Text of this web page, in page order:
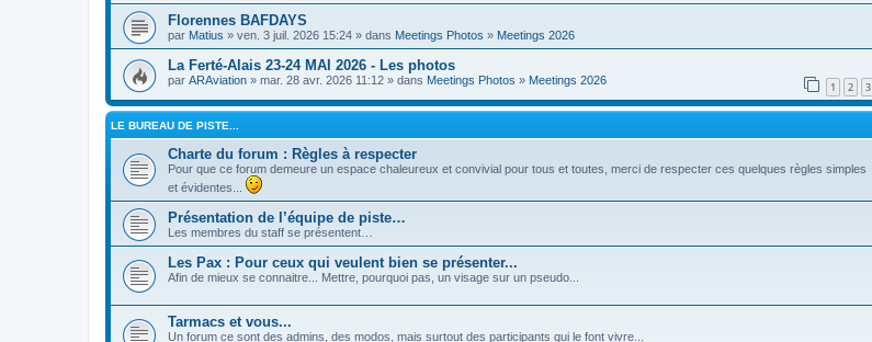
Florennes BAFDAYS
par Matius » ven. 3 juil. 2026 15:24 » dans Meetings Photos » Meetings 2026
La Ferté-Alais 23-24 MAI 2026 - Les photos
1 2 3
par ARAviation » mar. 28 avr. 2026 11:12 » dans Meetings Photos » Meetings 2026
LE BUREAU DE PISTE...
Charte du forum : Règles à respecter
Pour que ce forum demeure un espace chaleureux et convivial pour tous et toutes, merci de respecter ces quelques règles simples
et évidentes...
Présentation de l’équipe de piste…
Les membres du staff se présentent…
Les Pax : Pour ceux qui veulent bien se présenter...
Afin de mieux se connaitre... Mettre, pourquoi pas, un visage sur un pseudo...
Tarmacs et vous...
Un forum ce sont des admins, des modos, mais surtout des participants qui le font vivre...